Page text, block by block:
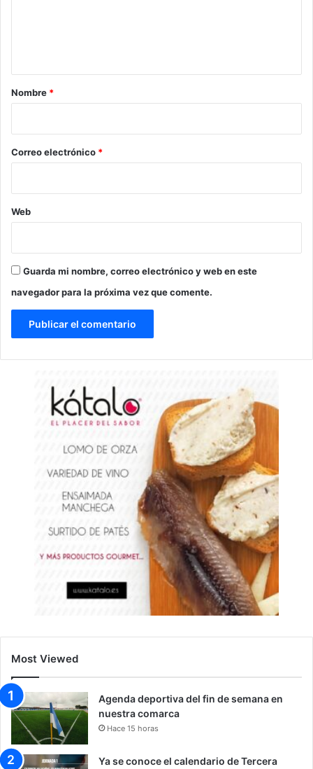
r
*
Nombre *
Correo electrónico *
Web
Guarda mi nombre, correo electrónico y web en este
navegador para la próxima vez que comente.
Most Viewed
Agenda deportiva del fin de semana en
nuestra comarca
Hace 15 horas
Ya se conoce el calendario de Tercera